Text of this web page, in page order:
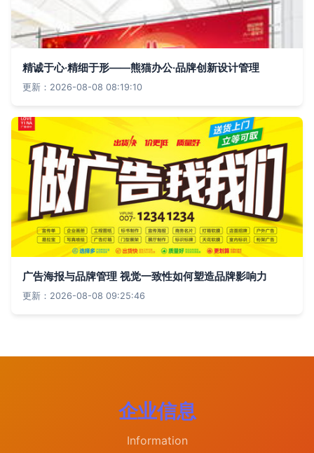
精诚于心·精细于形——熊猫办公·品牌创新设计管理
更新：2026-08-08 08:19:10
广告海报与品牌管理 视觉一致性如何塑造品牌影响力
更新：2026-08-08 09:25:46
企业信息
Information